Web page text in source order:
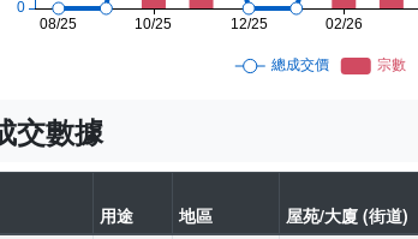
交數據
用途 地區 屋苑/大廈 (街道)